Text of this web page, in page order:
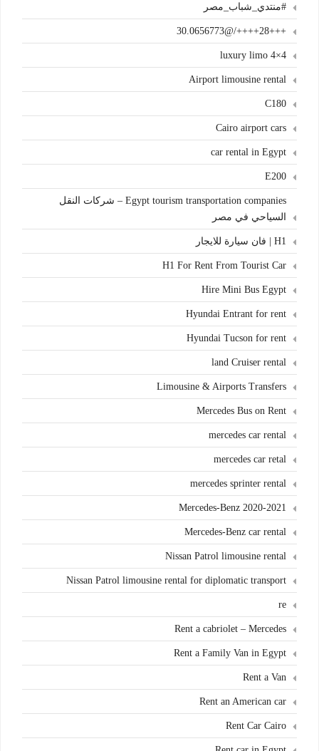
#منتدي_شباب_مصر
+++28++++/@30.0656773
4×4 luxury limo
Airport limousine rental
C180
Cairo airport cars
car rental in Egypt
E200
Egypt tourism transportation companies – شركات النقل
السياحي في مصر
H1 | فان سيارة للايجار
H1 For Rent From Tourist Car
Hire Mini Bus Egypt
Hyundai Entrant for rent
Hyundai Tucson for rent
land Cruiser rental
Limousine & Airports Transfers
Mercedes Bus on Rent
mercedes car rental
mercedes car retal
mercedes sprinter rental
Mercedes-Benz 2020-2021
Mercedes-Benz car rental
Nissan Patrol limousine rental
Nissan Patrol limousine rental for diplomatic transport
re
Rent a cabriolet – Mercedes
Rent a Family Van in Egypt
Rent a Van
Rent an American car
Rent Car Cairo